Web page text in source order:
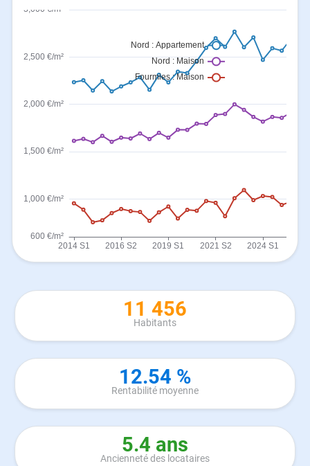
11 456
Habitants
12.54 %
Rentabilité moyenne
5.4 ans
Ancienneté des locataires